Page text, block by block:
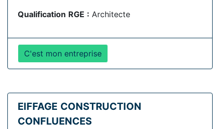
Qualification RGE : Architecte
C'est mon entreprise
EIFFAGE CONSTRUCTION
CONFLUENCES